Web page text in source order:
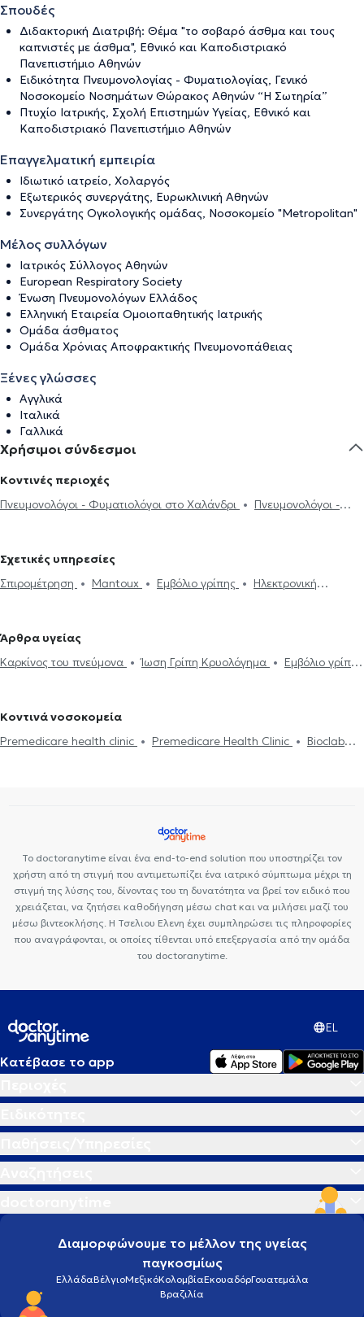
Σπουδές
Διδακτορική Διατριβή: Θέμα "το σοβαρό άσθμα και τους
καπνιστές με άσθμα", Εθνικό και Καποδιστριακό
Πανεπιστήμιο Αθηνών
Ειδικότητα Πνευμονολογίας - Φυματιολογίας, Γενικό
Νοσοκομείο Νοσημάτων Θώρακος Αθηνών “Η Σωτηρία”
Πτυχίο Ιατρικής, Σχολή Επιστημών Υγείας, Εθνικό και
Καποδιστριακό Πανεπιστήμιο Αθηνών
Επαγγελματική εμπειρία
Ιδιωτικό ιατρείο, Χολαργός
Εξωτερικός συνεργάτης, Ευρωκλινική Αθηνών
Συνεργάτης Ογκολογικής ομάδας, Νοσοκομείο "Metropolitan"
Μέλος συλλόγων
Ιατρικός Σύλλογος Αθηνών
European Respiratory Society
Ένωση Πνευμονολόγων Ελλάδος
Ελληνική Εταιρεία Ομοιοπαθητικής Ιατρικής
Ομάδα άσθματος
Ομάδα Χρόνιας Αποφρακτικής Πνευμονοπάθειας
Ξένες γλώσσες
Αγγλικά
Ιταλικά
Γαλλικά
Χρήσιμοι σύνδεσμοι
Κοντινές περιοχές
Πνευμονολόγοι - Φυματιολόγοι στο Χαλάνδρι
Πνευμονολόγοι -
Μαρούσι
Πνευμονολόγοι - Φυματιολόγοι στην Αθήνα
Πνευμονολόγοι - Φυματιολόγοι στους Αμπελόκηπους
Πνευμονολόγοι - Φυματιολόγοι στην Κυψέλη
Πνευμονολόγοι -
Κολωνάκι
Πνευμονολόγοι - Φυματιολόγοι στην Κάντζα
Πνευμονολόγοι - Φυματιολόγοι στο Νέο Ηράκλειο
Πνευμονολόγοι -
Σχετικές υπηρεσίες
Σπιρομέτρηση
Mantoux Εμβόλιο γρίπης
Ηλεκτρονική
Ύπνου
Διακοπή Καπνίσματος
πληθυσμογραφία
Εργοσπιρομετρία Άσθμα
Εκπνεόμενο
Άρθρα υγείας
Καρκίνος του πνεύμονα
Ίωση Γρίπη Κρυολόγημα
Εμβόλιο γρίπης
Κοντινά νοσοκομεία
Premedicare health clinic
Premedicare Health Clinic
Bioclab
Το doctoranytime είναι ένα end-to-end solution που υποστηρίζει τον
χρήστη από τη στιγμή που αντιμετωπίζει ένα ιατρικό σύμπτωμα μέχρι τη
στιγμή της λύσης του, δίνοντας του τη δυνατότητα να βρεί τον ειδικό που
χρειάζεται, να ζητήσει καθοδήγηση μέσω chat και να μιλήσει μαζί του
μέσω βιντεοκλήσης. Η Τσελιου Ελενη έχει συμπληρώσει τις πληροφορίες
που αναγράφονται, οι οποίες τίθενται υπό επεξεργασία από την ομάδα
του doctoranytime.
EL
Κατέβασε το app
Διαμορφώνουμε το μέλλον της υγείας
παγκοσμίως
ΕλλάδαΒέλγιοΜεξικόΚολομβίαΕκουαδόρΓουατεμάλα
Βραζιλία